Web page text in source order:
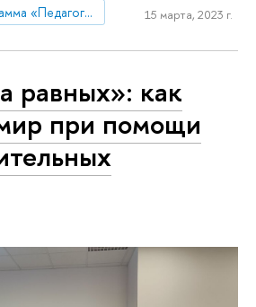
Магистерская программа «Педагогическое образование»
15 марта, 2023 г.
равных»: как
при помощи